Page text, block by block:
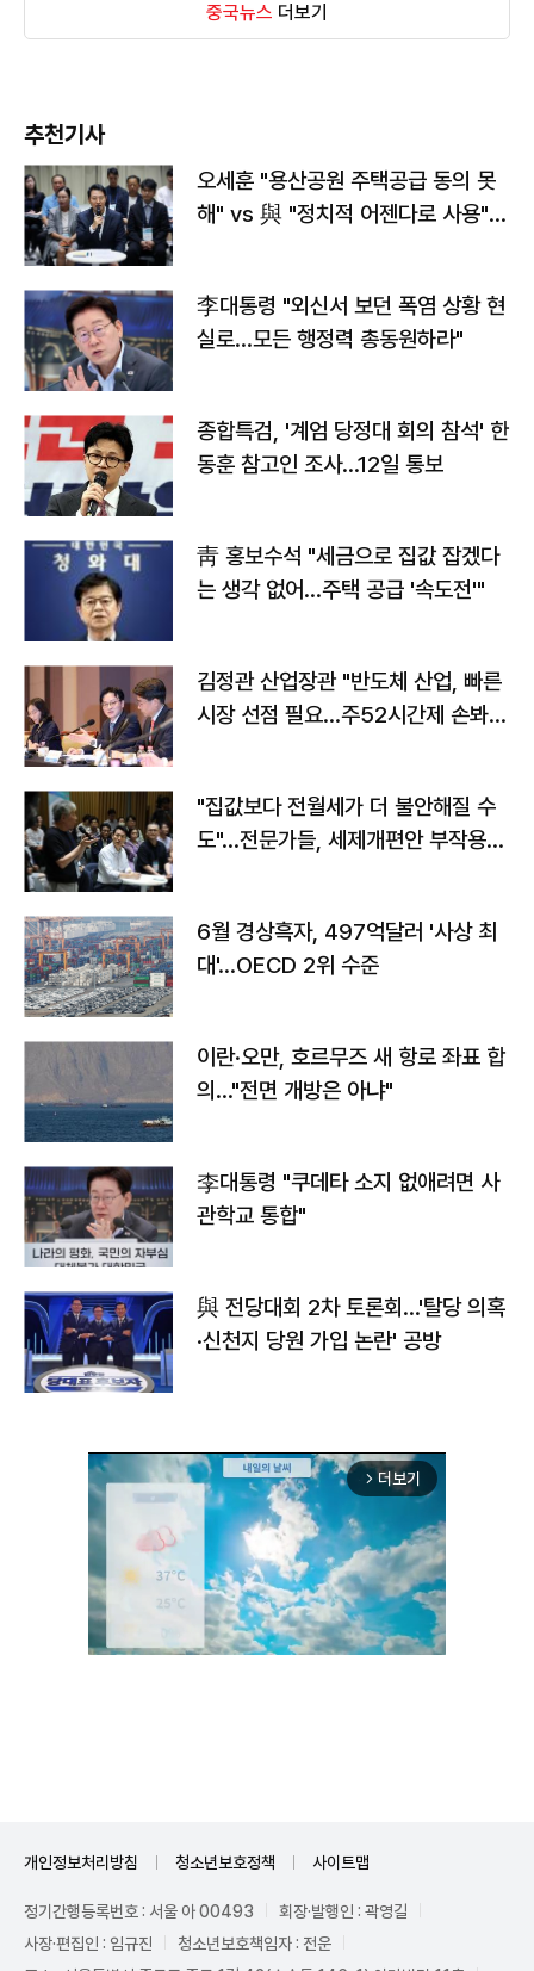
중국뉴스 더보기
추천기사
오세훈 "용산공원 주택공급 동의 못
해" vs 與 "정치적 어젠다로 사용"
李대통령 "외신서 보던 폭염 상황 현
실로…모든 행정력 총동원하라"
종합특검, '계엄 당정대 회의 참석' 한
동훈 참고인 조사...12일 통보
靑 홍보수석 "세금으로 집값 잡겠다
는 생각 없어…주택 공급 '속도전'"
김정관 산업장관 "반도체 산업, 빠른
시장 선점 필요…주52시간제 손봐
"집값보다 전월세가 더 불안해질 수
도"…전문가들, 세제개편안 부작용
6월 경상흑자, 497억달러 '사상 최
대'…OECD 2위 수준
이란·오만, 호르무즈 새 항로 좌표 합
의…"전면 개방은 아냐"
李대통령 "쿠데타 소지 없애려면 사
관학교 통합"
與 전당대회 2차 토론회…'탈당 의혹
·신천지 당원 가입 논란' 공방
arrow_forward_ios 더보기
개인정보처리방침 청소년보호정책 사이트맵
정기간행등록번호 : 서울 아 00493
회장·발행인 : 곽영길
사장·편집인 : 임규진
청소년보호책임자 : 전운